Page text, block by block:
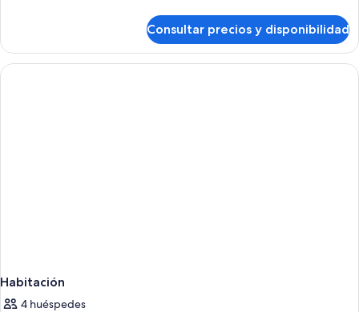
Consultar precios y disponibilidad
Habitación
4 huéspedes